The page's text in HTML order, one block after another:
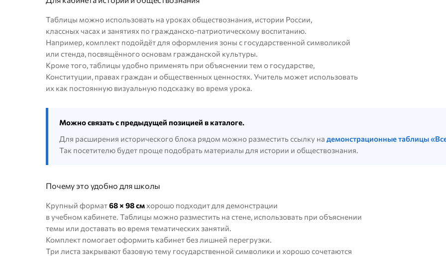
Таблицы можно использовать на уроках обществознания, истории России,
классных часах и занятиях по гражданско-патриотическому воспитанию.
Например, комплект подойдёт для оформления зоны с государственной символикой
или стенда, посвящённого основам гражданской культуры.
Кроме того, таблицы удобно применять при объяснении тем о государстве,
Конституции, правах граждан и общественных ценностях. Учитель может использовать
их как постоянную визуальную подсказку во время урока.
Можно связать с предыдущей позицией в каталоге.
Для расширения исторического блока рядом можно разместить ссылку на демонстрационные таблицы
Так посетителю будет проще подобрать материалы для истории и обществознания.
Почему это удобно для школы
Крупный формат68 × 98 смхорошо подходит для демонстрации
в учебном кабинете. Таблицы можно разместить на стене, использовать при объяснении
темы или доставать во время тематических занятий.
Комплект помогает оформить кабинет без лишней перегрузки.
Три листа закрывают базовую тему государственной символики и хорошо сочетаются